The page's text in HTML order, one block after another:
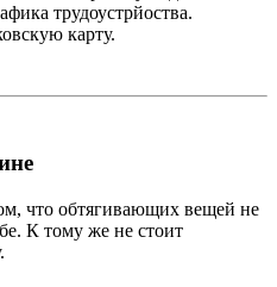
трудоустрйоства.
карту.
что обтягивающих вещей не
К тому же не стоит